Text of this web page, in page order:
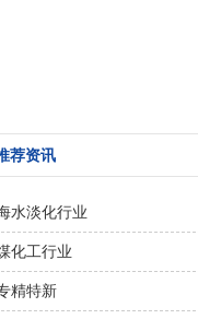
荐资讯
水淡化行业
化工行业
精特新